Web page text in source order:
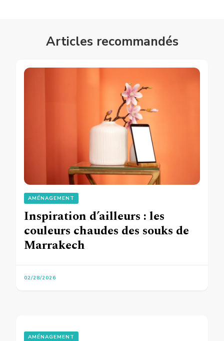
Articles recommandés
AMÉNAGEMENT
Inspiration d’ailleurs : les
couleurs chaudes des souks de
Marrakech
02/28/2026
AMÉNAGEMENT